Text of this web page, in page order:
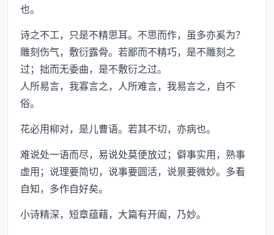
也。
诗之不工，只是不精思耳。不思而作，虽多亦奚为？
雕刻伤气，敷衍露骨。若鄙而不精巧，是不雕刻之
过；拙而无委曲，是不敷衍之过。
人所易言，我寡言之，人所难言，我易言之，自不
俗。
花必用柳对，是儿曹语。若其不切，亦病也。
难说处一语而尽，易说处莫便放过；僻事实用，熟事
虚用；说理要简切，说事要圆活，说景要微妙。多看
自知，多作自好矣。
小诗精深，短章蕴藉，大篇有开阖，乃妙。